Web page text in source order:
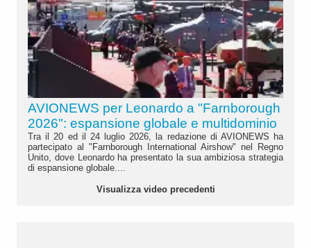
AVIONEWS per Leonardo a "Farnborough
2026": espansione globale e multidominio
Tra il 20 ed il 24 luglio 2026, la redazione di AVIONEWS ha
partecipato al "Farnborough International Airshow" nel Regno
Unito, dove Leonardo ha presentato la sua ambiziosa strategia
di espansione globale....
Visualizza video precedenti